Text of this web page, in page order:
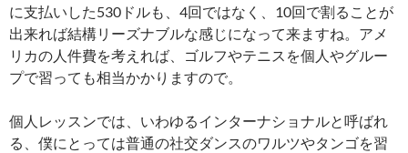
に支払いした530ドルも、4回ではなく、10回で割ることが
出来れば結構リーズナブルな感じになって来ますね。アメ
リカの人件費を考えれば、ゴルフやテニスを個人やグルー
プで習っても相当かかりますので。
個人レッスンでは、いわゆるインターナショナルと呼ばれ
る、僕にとっては普通の社交ダンスのワルツやタンゴを習